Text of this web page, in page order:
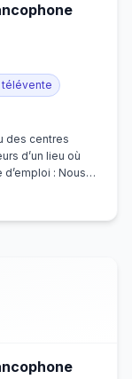
télévente
des centres
d’un lieu où
: Nous